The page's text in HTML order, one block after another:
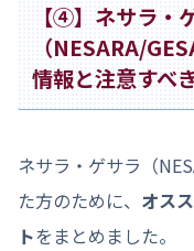
【④】ネサラ・
（NESARA/
情報と注意すべ
ネサラ・ゲサラ（
た方のために、 オス
トをまとめました。